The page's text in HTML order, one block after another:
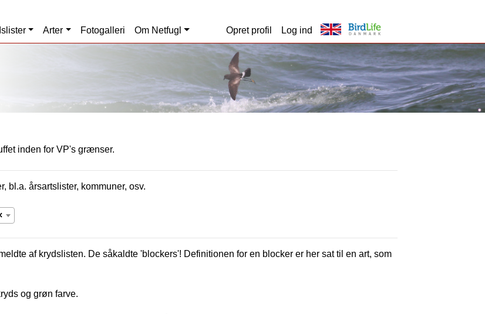
Arter Fotogalleri Om Netfugl Opret profil Log ind
inden for VP's grænser.
bl.a. årsartslister, kommuner, osv.
af krydslisten. De såkaldte 'blockers'! Definitionen for en blocker er her sat til en art, som
og grøn farve.